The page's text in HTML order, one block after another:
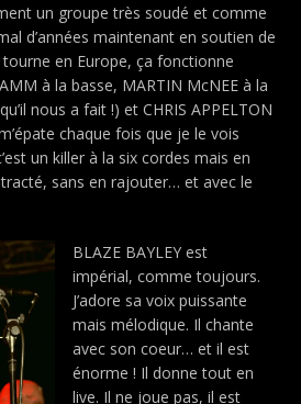
un groupe très soudé et comme
d’années maintenant en soutien de
tourne en Europe, ça fonctionne
à la basse, MARTIN McNEE à la
nous a fait !) et CHRIS APPELTON
chaque fois que je le vois
un killer à la six cordes mais en
sans en rajouter… et avec le
BLAZE BAYLEY est
impérial, comme toujours.
J’adore sa voix puissante
mais mélodique. Il chante
avec son coeur… et il est
énorme ! Il donne tout en
live. Il ne joue pas, il est